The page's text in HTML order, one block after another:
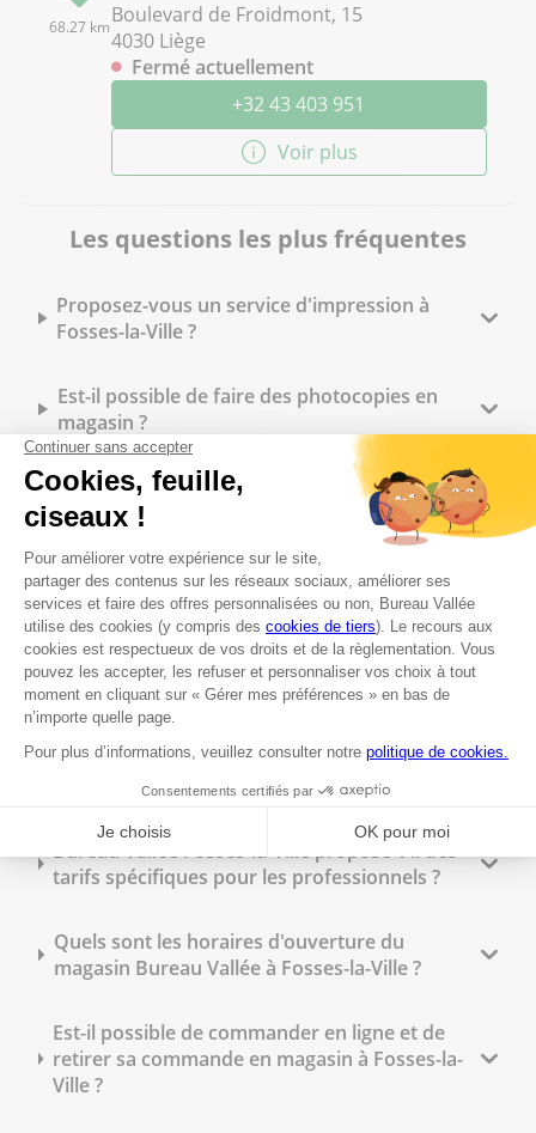
68.27 kmBoulevard de Froidmont, 15
4030 Liège
Fermé actuellement
+32 43 403 951
Voir plus
Les questions les plus fréquentes
Proposez-vous un service d'impression à
Fosses-la-Ville ?
Est-il possible de faire des photocopies en
magasin ?
Peut-on faire imprimer des flyers à Bureau
Vallée Fosses-la-Ville ?
Quels types de reliure sont disponibles en
magasin ?
Peut-on commander des tampons
personnalisés sur place ?
Quelles fournitures de bureau trouve-t-on en
magasin ?
Bureau Vallée Fosses-la-Ville propose-t-il des
tarifs spécifiques pour les professionnels ?
Quels sont les horaires d'ouverture du
magasin Bureau Vallée à Fosses-la-Ville ?
Est-il possible de commander en ligne et de
retirer sa commande en magasin à Fosses-la-
Ville ?